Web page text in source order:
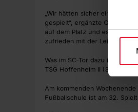
„Wir hätten sicher ein paar
gespielt“, ergänzte Christian
auf dem Platz und es war
zufrieden mit der Leistung
Was im SC-Tor dazu im
TSG Hoffenheim II (3:0)
Am kommenden
Fußballschule ist am 32.